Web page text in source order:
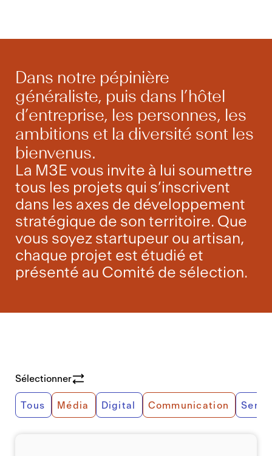
Dans notre pépinière
généraliste, puis dans l’hôtel
d’entreprise, les personnes, les
ambitions et la diversité sont les
bienvenus.
La M3E vous invite à lui soumettre
tous les projets qui s’inscrivent
dans les axes de développement
stratégique de son territoire. Que
vous soyez startupeur ou artisan,
chaque projet est étudié et
présenté au Comité de sélection.
Sélectionner
Tous Média Digital Communication